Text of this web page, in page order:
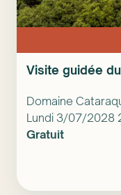
Visite guidée
Domaine
Lundi 3/07/2028
Gratuit